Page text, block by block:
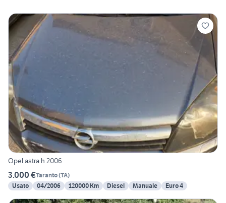
Opel astra h 2006
3.000 €Taranto(TA)
Usato
04/2006 120000 Km Diesel Manuale Euro 4